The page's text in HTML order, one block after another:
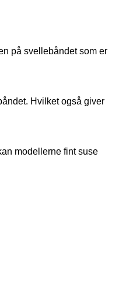
på svellebåndet som er
Hvilket også giver
modellerne fint suse